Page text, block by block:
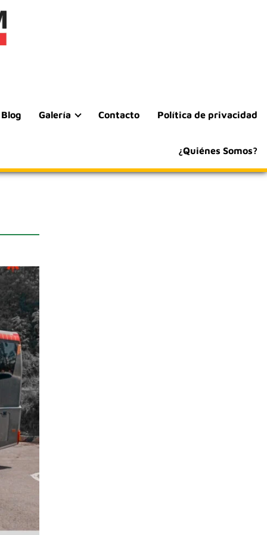
Blog Galería Contacto Política de privacidad
¿Quiénes Somos?